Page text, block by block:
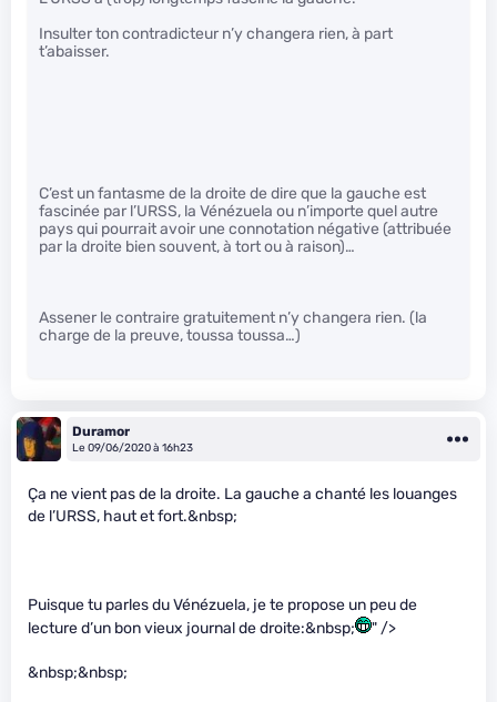
Insulter ton contradicteur n’y changera rien, à part
t’abaisser.
C’est un fantasme de la droite de dire que la gauche est
fascinée par l’URSS, la Vénézuela ou n’importe quel autre
pays qui pourrait avoir une connotation négative (attribuée
par la droite bien souvent, à tort ou à raison)…
Assener le contraire gratuitement n’y changera rien. (la
charge de la preuve, toussa toussa…)
Duramor
Le 09/06/2020 à 16h23
Ça ne vient pas de la droite. La gauche a chanté les louanges
de l’URSS, haut et fort.&nbsp;
Puisque tu parles du Vénézuela, je te propose un peu de
lecture d’un bon vieux journal de droite:&nbsp;
" />
&nbsp;&nbsp;